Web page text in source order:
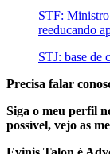
STF: Ministro
reeducando
STJ: base de
Precisa falar
Siga o meu perfil
possível, vejo as